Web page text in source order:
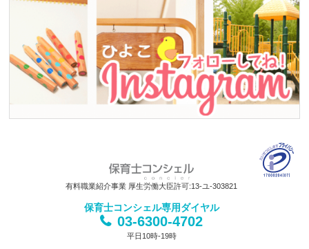
有料職業紹介事業 厚生労働大臣許可:13-ユ-303821
保育士コンシェル専用ダイヤル
03-6300-4702
平日10時-19時